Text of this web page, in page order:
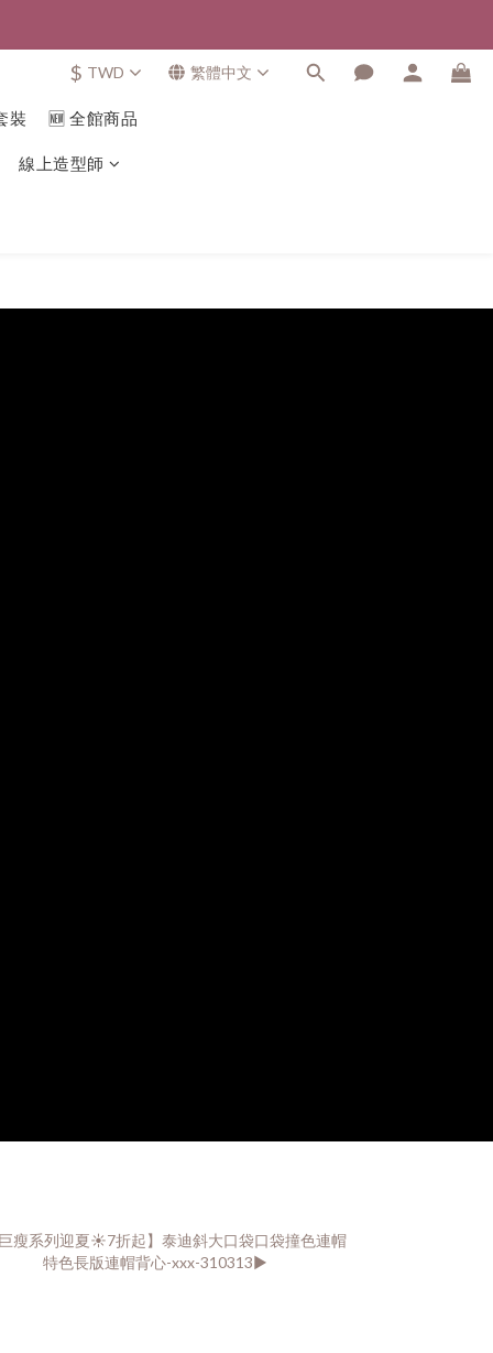
$ TWD 繁體中文
裝 🆕 全館商品
線上造型師